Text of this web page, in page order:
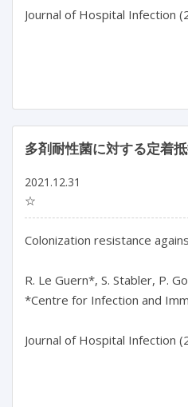
Journal of Hospital Infection
多剤耐性菌に対する定着
2021.12.31
☆
Colonization resistance
R. Le Guern*, S. Stabler, P.
*Centre for Infection and
Journal of Hospital Infection